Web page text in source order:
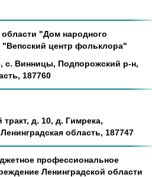
"Дом народного
центр фольклора"
с. Винницы, Подпорожский р-н,
187760
д. 10, д. Гимрека,
область, 187747
профессиональное
Ленинградской области